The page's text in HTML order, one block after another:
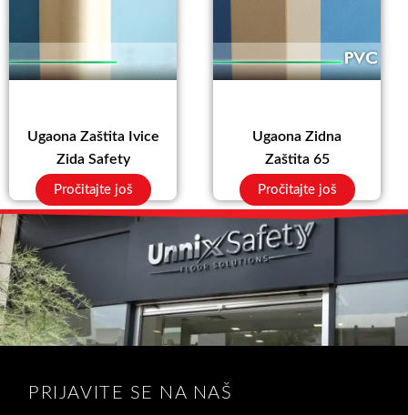
Ugaona Zaštita Ivice
Zida Safety
Pročitajte još
Ugaona Zidna
Zaštita 65
Pročitajte još
PRIJAVITE SE NA NAŠ